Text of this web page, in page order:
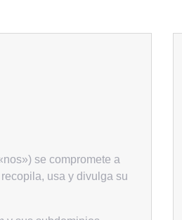
se compromete a
usa y divulga su